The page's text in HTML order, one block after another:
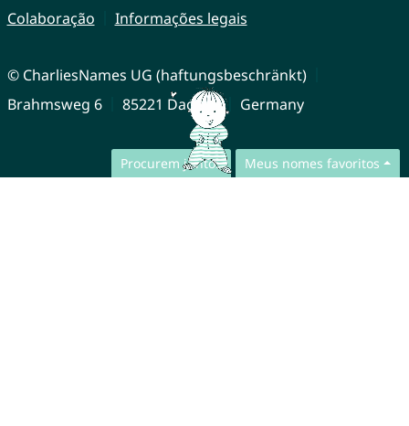
Procurem juntos Meus nomes favoritos
Colaboração
Informações legais
© CharliesNames UG (haftungsbeschränkt)
Brahmsweg 6
85221 Dachau Germany